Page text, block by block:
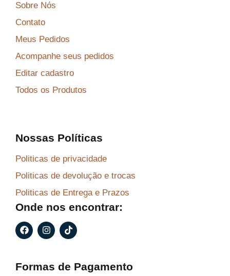
Sobre Nós
Contato
Meus Pedidos
Acompanhe seus pedidos
Editar cadastro
Todos os Produtos
Nossas Políticas
Politicas de privacidade
Politicas de devolução e trocas
Politicas de Entrega e Prazos
Onde nos encontrar:
F
a
c
o
I
n
s
g
T
i
k
k
Formas de Pagamento